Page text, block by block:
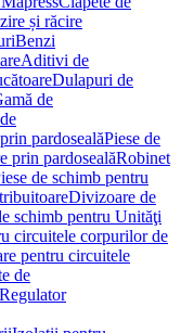
și răcire
Benzi
Aditivi de
Dulapuri de
de
pardosealăPiese de
prin pardosealăRobinet
de schimb pentru
Divizoare de
schimb pentru Unităţi
circuitele corpurilor de
pentru circuitele
de
Regulator